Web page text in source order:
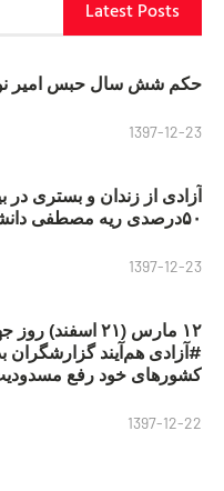
Latest Posts
حکم شش سال حبس امیر
1397-12-23
آزادی از زندان و بستری در
۵۰درصدی ریه مصطفی دانشجو
1397-12-23
۱۲ مارس (۲۱
کشورهای خود رفع
1397-12-22